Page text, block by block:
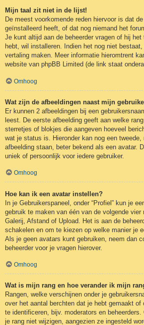
Mijn taal zit niet in de lijst!
De meest voorkomende reden hiervoor is dat
geïnstalleerd heeft, of dat nog niemand het
Je kunt altijd aan de beheerder vragen of hij
hebt, wil installeren. Indien het nog niet
vertaling maken. Meer informatie hieromtrent
website van phpBB Limited (de link staat
Omhoog
Wat zijn de afbeeldingen naast mijn
Er kunnen 2 afbeeldingen bij een
leest. De eerste afbeelding geeft aan welke
sterretjes of blokjes die aangeven hoeveel
wat je status is. Hieronder kan nog een tweede,
afbeelding staan, beter bekend als een avatar.
uniek of persoonlijk voor iedere gebruiker.
Omhoog
Hoe kan ik een avatar instellen?
In je Gebruikerspaneel, onder “Profiel” kun je
gebruik te maken van één van de volgende vier
Galerij, Afstand of Upload. Het is aan de
schakelen en om te kiezen op welke manier je
Als je geen avatars kunt gebruiken, neem dan
beheerder voor je vragen hierover.
Omhoog
Wat is mijn rang en hoe verander ik mijn
Rangen, welke verschijnen onder je
over het aantal berchten dat je hebt gemaakt of
te identificeren, bijv. moderators en
je rang niet wijzigen, aangezien ze ingesteld